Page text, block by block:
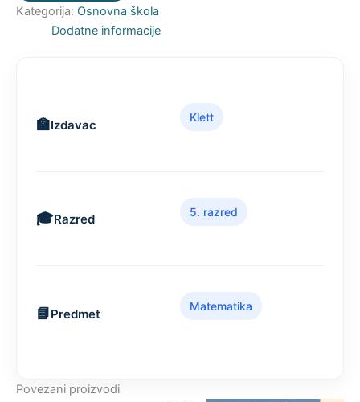
Kategorija: Osnovna škola
Dodatne informacije
Izdavac
Klett
Razred
5. razred
Predmet
Matematika
Povezani proizvodi